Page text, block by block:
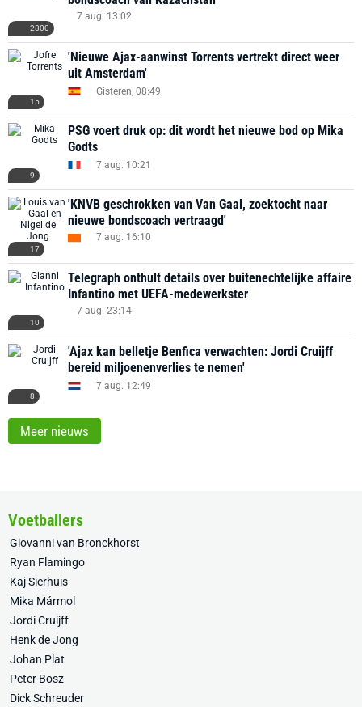
2800
7 aug. 13:02
15
'Nieuwe Ajax-aanwinst Torrents vertrekt direct weer
uit Amsterdam'
Gisteren, 08:49
9
PSG voert druk op: dit wordt het nieuwe bod op Mika
Godts
7 aug. 10:21
17
'KNVB geschrokken van Van Gaal, zoektocht naar
nieuwe bondscoach vertraagd'
7 aug. 16:10
10
Telegraph onthult details over buitenechtelijke affaire
Infantino met UEFA-medewerkster
7 aug. 23:14
8
'Ajax kan belletje Benfica verwachten: Jordi Cruijff
bereid miljoenenverlies te nemen'
7 aug. 12:49
Meer nieuws
Voetballers
Giovanni van Bronckhorst
Ryan Flamingo
Kaj Sierhuis
Mika Mármol
Jordi Cruijff
Henk de Jong
Johan Plat
Peter Bosz
Dick Schreuder